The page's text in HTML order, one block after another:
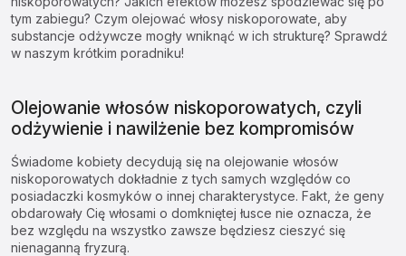
tym zabiegu? Czym olejować włosy niskoporowate, aby
substancje odżywcze mogły wniknąć w ich strukturę? Sprawdź
w naszym krótkim poradniku!
Olejowanie włosów niskoporowatych, czyli
odżywienie i nawilżenie bez kompromisów
Świadome kobiety decydują się na olejowanie włosów
niskoporowatych dokładnie z tych samych względów co
posiadaczki kosmyków o innej charakterystyce. Fakt, że geny
obdarowały Cię włosami o domkniętej łusce nie oznacza, że
bez względu na wszystko zawsze będziesz cieszyć się
nienaganną fryzurą.